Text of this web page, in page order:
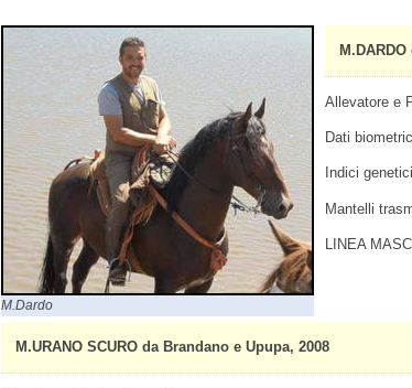
M.Dardo
Allevatore e
Dati
Indici
Mantelli
LINEA
M.URANO SCURO da Brandano e Upupa, 2008